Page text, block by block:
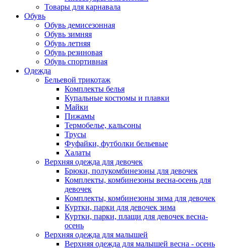
Товары для карнавала
Обувь
Обувь демисезонная
Обувь зимняя
Обувь летняя
Обувь резиновая
Обувь спортивная
Одежда
Бельевой трикотаж
Комплекты белья
Купальные костюмы и плавки
Майки
Пижамы
Термобелье, кальсоны
Трусы
Фуфайки, футболки бельевые
Халаты
Верхняя одежда для девочек
Брюки, полукомбинезоны для девочек
Комплекты, комбинезоны весна-осень для
девочек
Комплекты, комбинезоны зима для девочек
Куртки, парки для девочек зима
Куртки, парки, плащи для девочек весна-
осень
Верхняя одежда для малышей
Верхняя одежда для малышей весна - осень